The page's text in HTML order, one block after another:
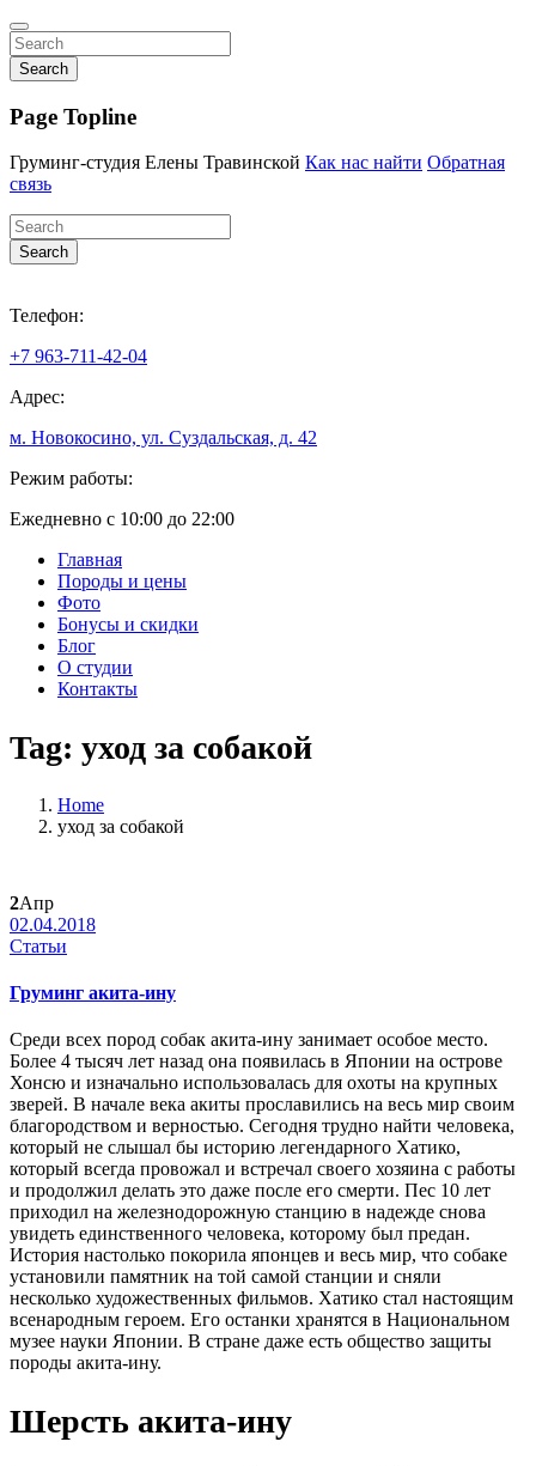
Search
Page Topline
Груминг-студия Елены Травинской Как нас найти Обратная
связь
Search
Телефон:
+7 963-711-42-04
Адрес:
м. Новокосино, ул. Суздальская, д. 42
Режим работы:
Ежедневно с 10:00 до 22:00
Главная
Породы и цены
Фото
Бонусы и скидки
Блог
О студии
Контакты
Tag: уход за собакой
Home
уход за собакой
2Апр
02.04.2018
Статьи
Груминг акита-ину
Среди всех пород собак акита-ину занимает особое место.
Более 4 тысяч лет назад она появилась в Японии на острове
Хонсю и изначально использовалась для охоты на крупных
зверей. В начале века акиты прославились на весь мир своим
благородством и верностью. Сегодня трудно найти человека,
который не слышал бы историю легендарного Хатико,
который всегда провожал и встречал своего хозяина с работы
и продолжил делать это даже после его смерти. Пес 10 лет
приходил на железнодорожную станцию в надежде снова
увидеть единственного человека, которому был предан.
История настолько покорила японцев и весь мир, что собаке
установили памятник на той самой станции и сняли
несколько художественных фильмов. Хатико стал настоящим
всенародным героем. Его останки хранятся в Национальном
музее науки Японии. В стране даже есть общество защиты
породы акита-ину.
Шерсть акита-ину